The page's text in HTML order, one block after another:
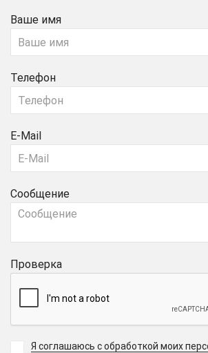
Ваше имя
Телефон
E-Mail
Сообщение
Проверка
Я соглашаюсь с обработкой моих